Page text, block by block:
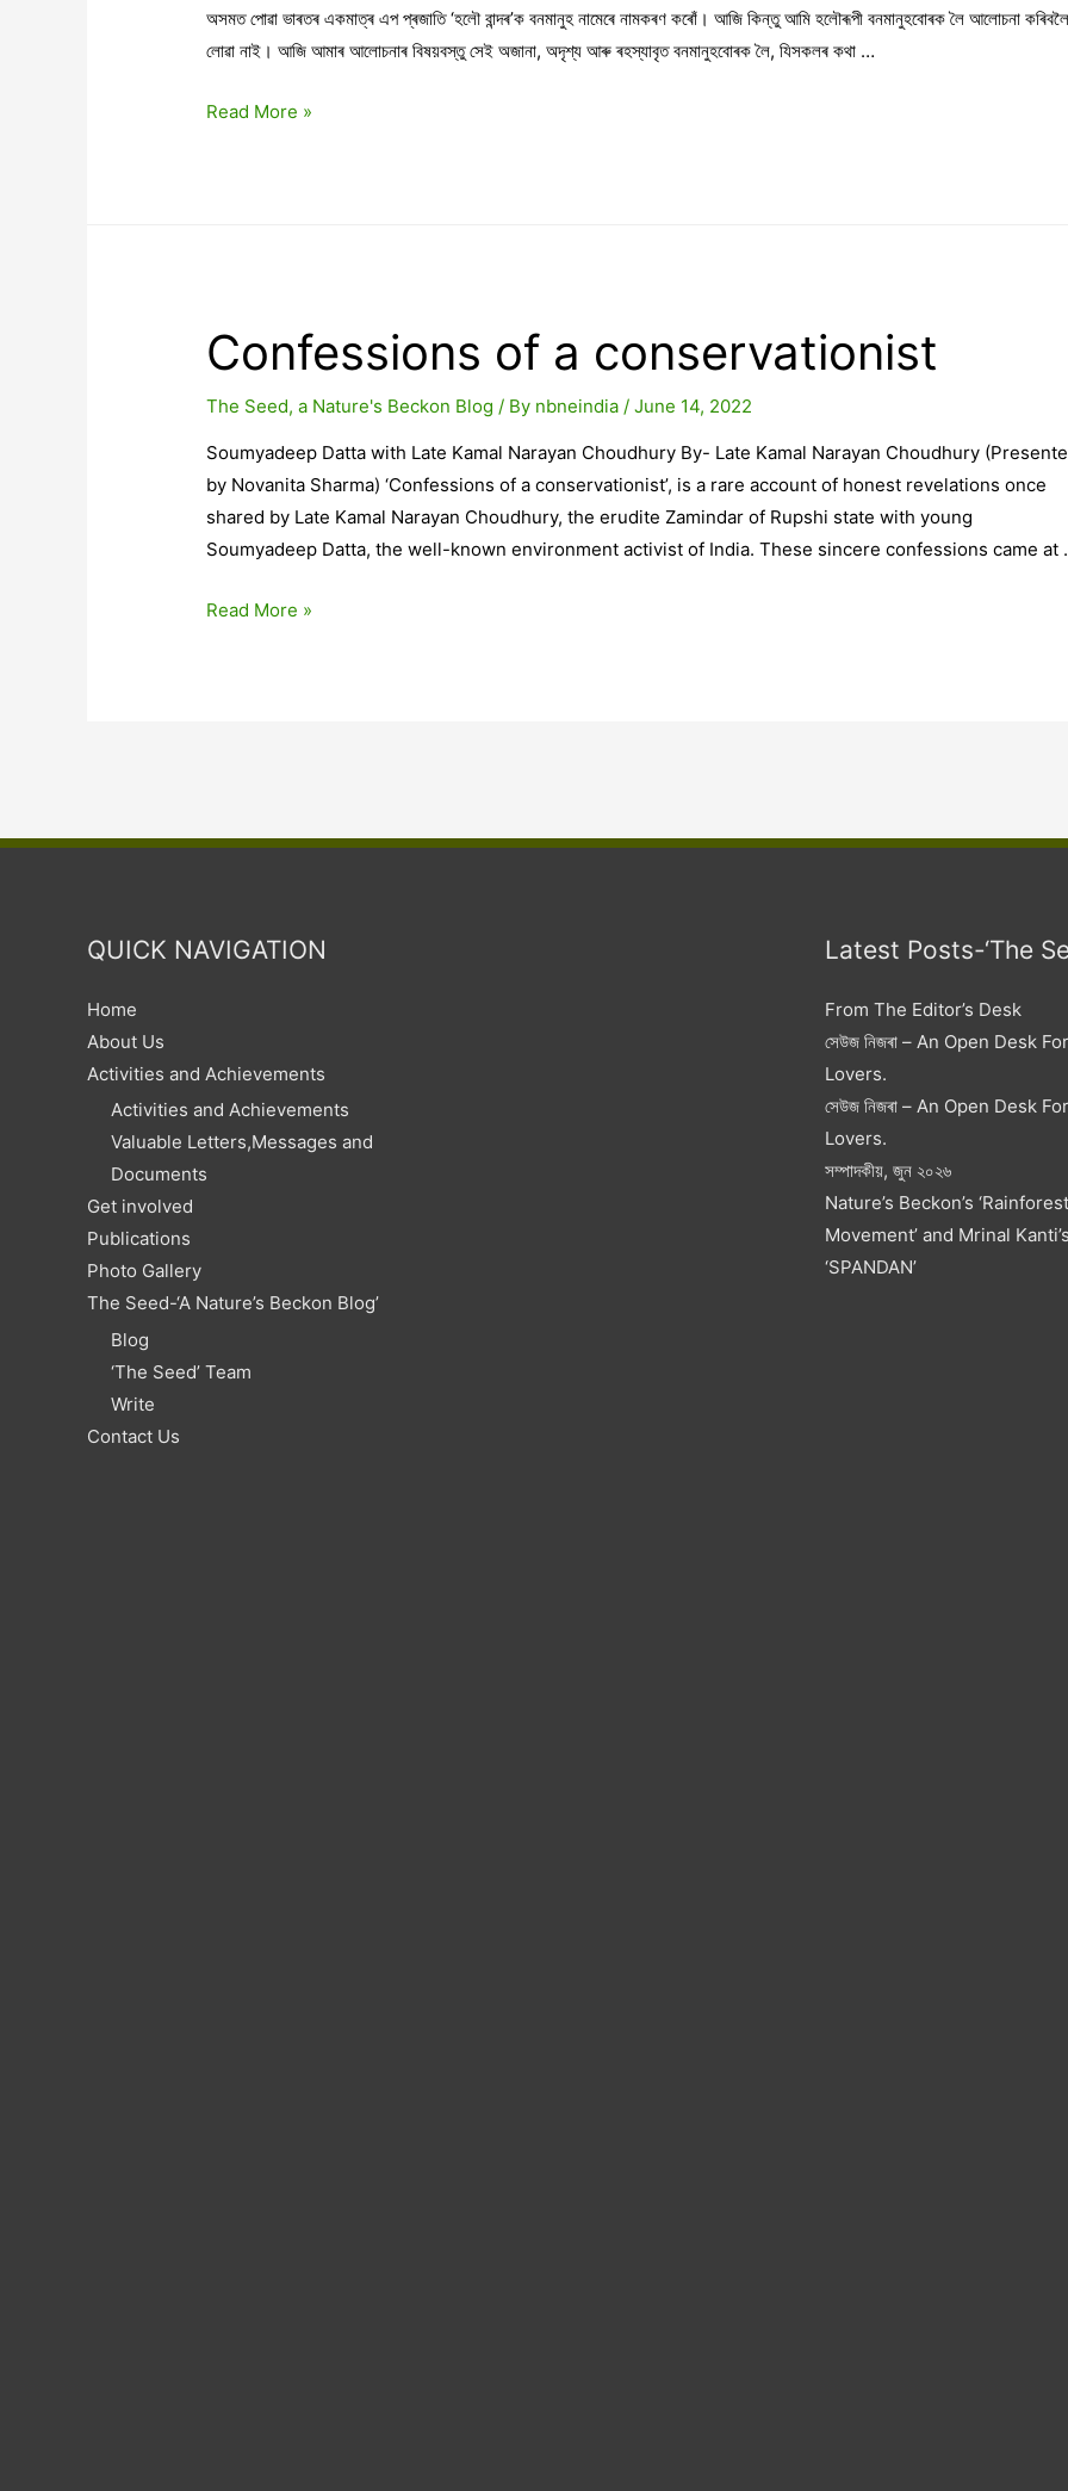
অসমত পোৱা ভাৰতৰ একমাত্ৰ এপ প্ৰজাতি ‘হলৌ বান্দৰ’ক বনমানুহ নামেৰে নামকৰণ কৰোঁ। আজি কিন্তু আমি হলৌৰূপী বনমানুহবোৰক লৈ আলোচনা কৰিবলৈ
লোৱা নাই। আজি আমাৰ আলোচনাৰ বিষয়বস্তু সেই অজানা, অদৃশ্য আৰু ৰহস্যাবৃত বনমানুহবোৰক লৈ, যিসকলৰ কথা …
Natural
Read More »
Confessions of a conservationist
The Seed, a Nature's Beckon Blog / By nbneindia /June 14, 2022
Soumyadeep Datta with Late Kamal Narayan Choudhury By- Late Kamal Narayan Choudhury
by Novanita Sharma) ‘Confessions of a conservationist’, is a rare account of honest revelations once
shared by Late Kamal Narayan Choudhury, the erudite Zamindar of Rupshi state with young
Soumyadeep Datta, the well-known environment activist of India. These sincere confessions came at
Confessions
Read More »
QUICK NAVIGATION
Home
About Us
Activities and Achievements
Activities and Achievements
Valuable Letters,Messages and
Documents
Get involved
Publications
Photo Gallery
The Seed-‘A Nature’s Beckon Blog’
Blog
‘The Seed’ Team
Write
Contact Us
Latest Posts-‘The
From The Editor’s Desk
সেউজ নিজৰা – An Open Desk
Lovers.
সেউজ নিজৰা – An Open Desk
Lovers.
সম্পাদকীয়, জুন ২০২৬
Nature’s Beckon’s ‘Rainforest
Movement’ and Mrinal Kanti’s
‘SPANDAN’